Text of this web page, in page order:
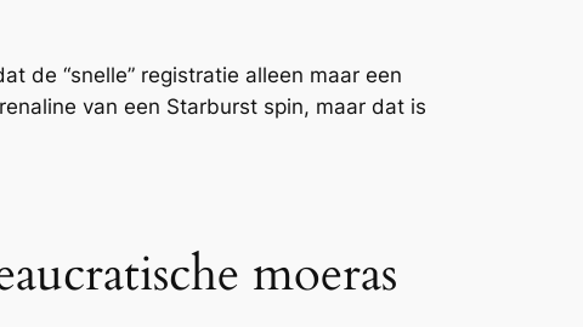
de “snelle” registratie alleen maar een
van een Starburst spin, maar dat is
moeras